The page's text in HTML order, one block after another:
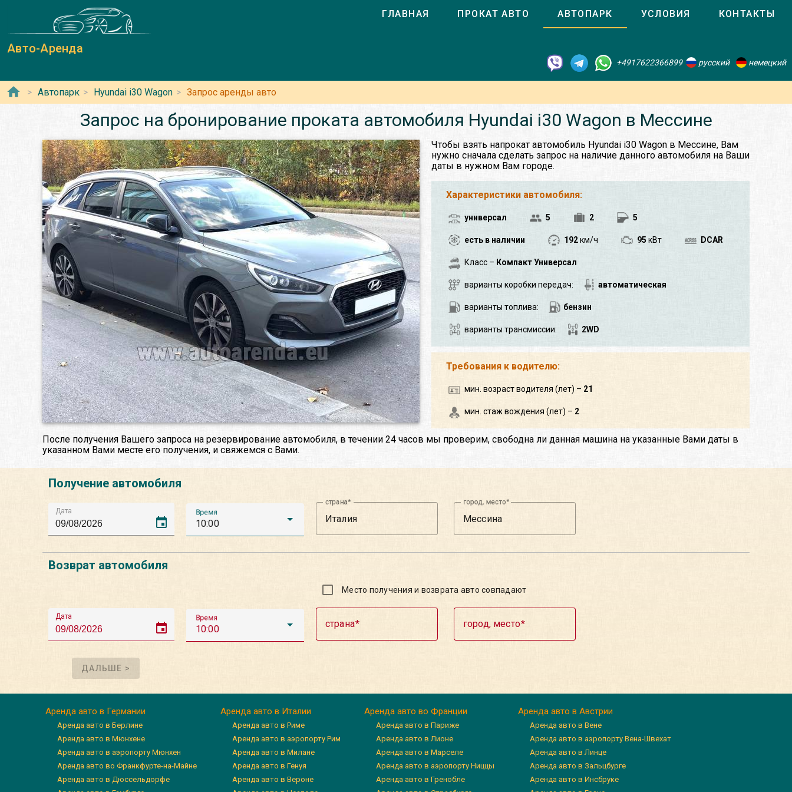
Авто-Аренда
ГЛАВНАЯ ПРОКАТ АВТО АВТОПАРК УСЛОВИЯ КОНТАКТЫ
+4917622366899 русский немецкий
Автопарк Hyundai i30 Wagon Запрос аренды авто
Запрос на бронирование проката автомобиля Hyundai i30 Wagon в Мессине
Чтобы взять напрокат автомобиль Hyundai i30 Wagon в Мессине, Вам
нужно сначала сделать запрос на наличие данного автомобиля на Ваши
даты в нужном Вам городе.
Характеристики автомобиля:
универсал 5 2 5
есть в наличии 192км/ч 95кВт DCAR
Класс – Компакт Универсал
варианты коробки передач: автоматическая
варианты топлива: бензин
варианты трансмиссии: 2WD
Требования к водителю:
мин. возраст водителя (лет) – 21
мин. стаж вождения (лет) – 2
После получения Вашего запроса на резервирование автомобиля, в течении 24 часов мы проверим, свободна ли данная машина на указанные Вами даты в
указанном Вами месте его получения, и свяжемся с Вами.
Получение автомобиля
Дата
event
Время
10:00
страна город, место
Возврат автомобиля
Дата
event
Время
10:00
Место получения и возврата авто совпадают
страна город, место
ДАЛЬШЕ >
Аренда авто в Германии
Аренда авто в Берлине
Аренда авто в Мюнхене
Аренда авто в аэропорту Мюнхен
Аренда авто во Франкфурте-на-Майне
Аренда авто в Дюссельдорфе
Аренда авто в Италии
Аренда авто в Риме
Аренда авто в аэропорту Рим
Аренда авто в Милане
Аренда авто в Генуя
Аренда авто в Вероне
Аренда авто во Франции
Аренда авто в Париже
Аренда авто в Лионе
Аренда авто в Марселе
Аренда авто в аэропорту Ниццы
Аренда авто в Гренобле
Аренда авто в Австрии
Аренда авто в Вене
Аренда авто в аэропорту Вена-Швехат
Аренда авто в Линце
Аренда авто в Зальцбурге
Аренда авто в Инсбруке